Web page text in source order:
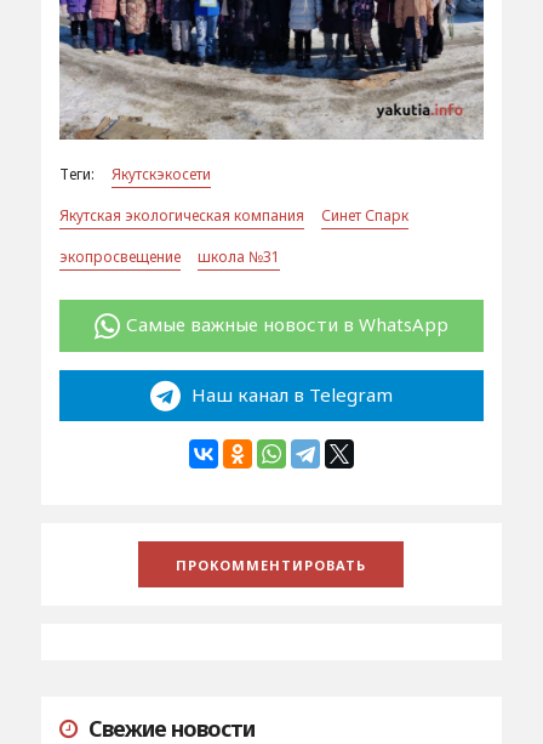
Теги:
Якутскэкосети
Якутская экологическая компания
Синет Спарк
экопросвещение
школа №31
Самые важные новости в WhatsApp
Наш канал в Telegram
Свежие новости